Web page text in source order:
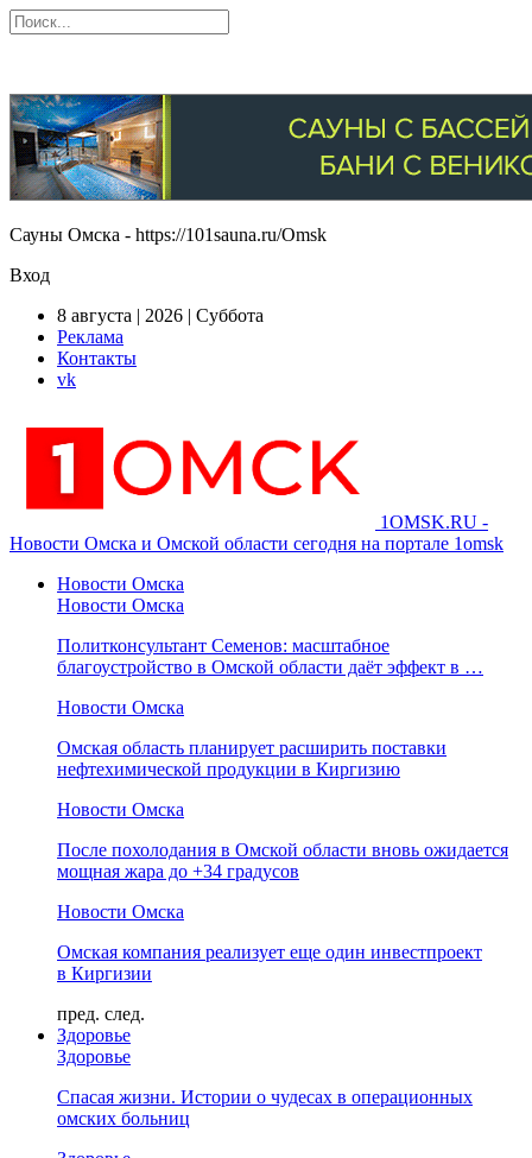
Сауны Омска - https://101sauna.ru/Omsk
Вход
8 августа | 2026 | Суббота
Реклама
Контакты
vk
1OMSK.RU -
Новости Омска и Омской области сегодня на портале 1omsk
Новости Омска
Новости Омска
Политконсультант Семенов: масштабное
благоустройство в Омской области даёт эффект в …
Новости Омска
Омская область планирует расширить поставки
нефтехимической продукции в Киргизию
Новости Омска
После похолодания в Омской области вновь ожидается
мощная жара до +34 градусов
Новости Омска
Омская компания реализует еще один инвестпроект
в Киргизии
пред. след.
Здоровье
Здоровье
Спасая жизни. Истории о чудесах в операционных
омских больниц